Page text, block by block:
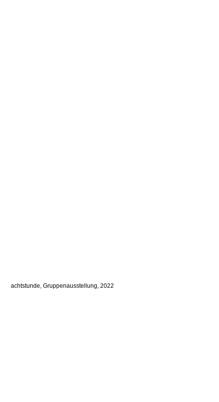
achtstunde,Gruppenausstellung,2022